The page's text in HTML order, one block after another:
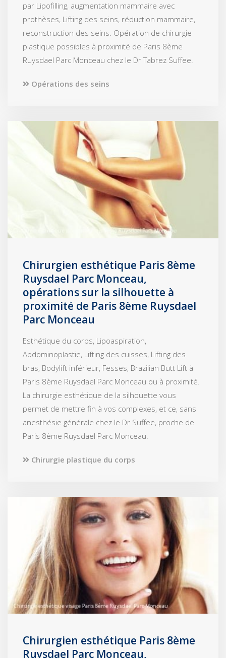
par Lipofilling, augmentation mammaire avec
prothèses, Lifting des seins, réduction mammaire,
reconstruction des seins. Opération de chirurgie
plastique possibles à proximité de Paris 8ème
Ruysdael Parc Monceau chez le Dr Tabrez Suffee.
Opérations des seins
Chirurgien esthétique Paris 8ème
Ruysdael Parc Monceau,
opérations sur la silhouette à
proximité de Paris 8ème Ruysdael
Parc Monceau
Esthétique du corps, Lipoaspiration,
Abdominoplastie, Lifting des cuisses, Lifting des
bras, Bodylift inférieur, Fesses, Brazilian Butt Lift à
Paris 8ème Ruysdael Parc Monceau ou à proximité.
La chirurgie esthétique de la silhouette vous
permet de mettre fin à vos complexes, et ce, sans
anesthésie générale chez le Dr Suffee, proche de
Paris 8ème Ruysdael Parc Monceau.
Chirurgie plastique du corps
Chirurgien esthétique Paris 8ème
Ruysdael Parc Monceau,